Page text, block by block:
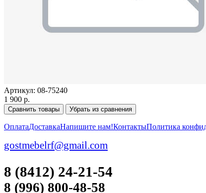
Артикул: 08-75240
1 900 р.
Сравнить товары Убрать из сравнения
ОплатаДоставкаНапишите нам!КонтактыПолитика
gostmebelrf@gmail.com
8 (8412) 24-21-54
8 (996) 800-48-58